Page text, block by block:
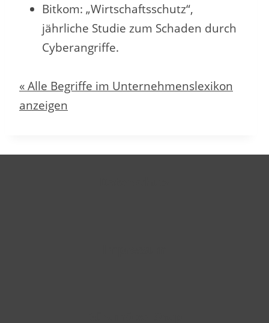
Bitkom: „Wirtschaftsschutz“,
jährliche Studie zum Schaden durch
Cyberangriffe.
« Alle Begriffe im Unternehmenslexikon
anzeigen